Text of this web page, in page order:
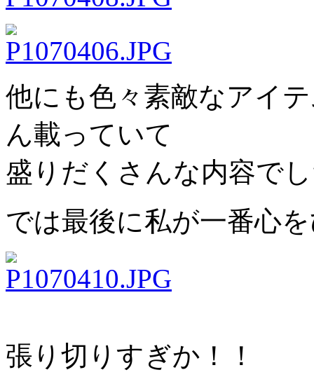
他にも色々素敵なアイ
ん載っていて
盛りだくさんな内容で
では最後に私が一番心
張り切りすぎか！！